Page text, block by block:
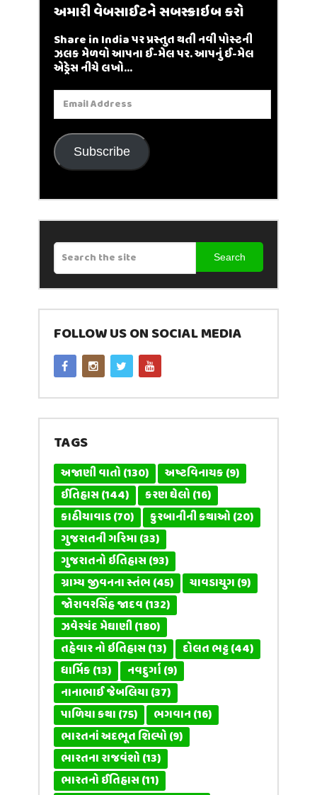
અમારી વેબસાઈટને સબસ્ક્રાઇબ કરો
Share in India પર પ્રસ્તુત થતી નવી પોસ્ટની
ઝલક મેળવો આપના ઈ-મેલ પર. આપનું ઈ-મેલ
એડ્રેસ નીચે લખો...
Email
Address
Subscribe
Search
FOLLOW US ON SOCIAL MEDIA
TAGS
અજાણી વાતો(130) અષ્ટવિનાયક(9)
ઈતિહાસ(144) કરણ ઘેલો(16)
કાઠીયાવાડ(70) કુરબાનીની કથાઓ(20)
ગુજરાતની ગરિમા(33)
ગુજરાતનો ઇતિહાસ(93)
ગ્રામ્ય જીવનના સ્તંભ(45) ચાવડાયુગ(9)
જોરાવરસિંહ જાદવ(132)
ઝવેરચંદ મેઘાણી(180)
તહેવાર નો ઇતિહાસ(13) દોલત ભટ્ટ(44)
ધાર્મિક(13) નવદુર્ગા(9)
નાનાભાઈ જેબલિયા(37)
પાળિયા કથા(75) ભગવાન(16)
ભારતનાં અદભૂત શિલ્પો(9)
ભારતના રાજવંશો(13)
ભારતનો ઈતિહાસ(11)